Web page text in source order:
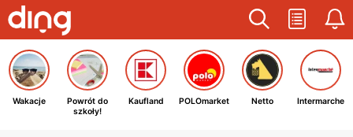
Wakacje
Powrót do
szkoły!
Kaufland POLOmarket Netto Intermarche